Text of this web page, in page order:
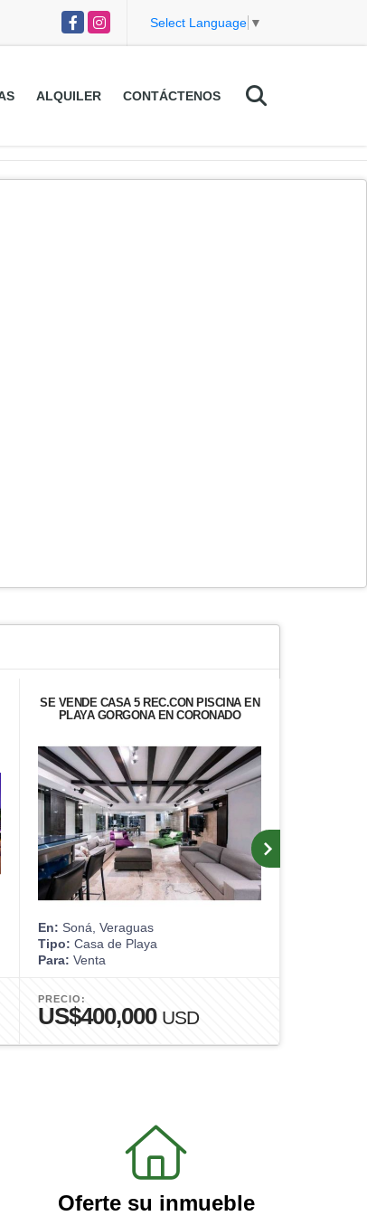
FacebookInstagram Select Language ▼
ALQUILER CONTÁCTENOS
SE VENDE CASA 5 REC.CON PISCINA EN
PLAYA GORGONA EN CORONADO
En: Soná, Veraguas
Tipo: Casa de Playa
Para: Venta
PRECIO:
US$400,000 USD
Oferte su inmueble